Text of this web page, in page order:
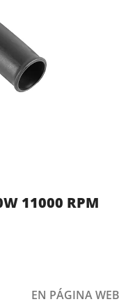
11000 RPM
EN PÁGINA WEB